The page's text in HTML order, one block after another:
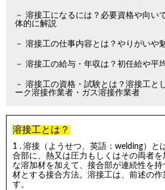
溶接工になるには？必要資格や向い
体的に解説
溶接工の仕事内容とは？やりがいや
溶接工の給与・年収は？初任給や平
溶接工の資格・試験とは？溶接工と
ーク溶接作業者・ガス溶接作業者
溶接工とは？
溶接（ようせつ、英語：welding）と
合部に、熱又は圧力もしくはその両者
な溶加材を加えて、接合部が連続性を
材とする接合方法。溶接工は、前述の作
す。